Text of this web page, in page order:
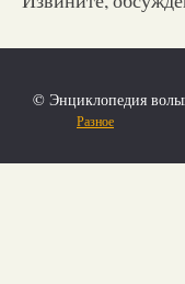
© Энциклопедия
Разное